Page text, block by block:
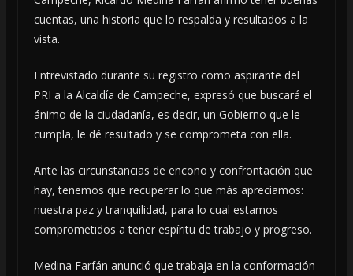
cuentas, una historia que lo respalda y resultados a la
vista.
Entrevistado durante su registro como aspirante del
PRI a la Alcaldía de Campeche, expresó que buscará el
ánimo de la ciudadanía, es decir, un Gobierno que le
cumpla, le dé resultado y se comprometa con ella.
Ante las circunstancias de encono y confrontación que
hay, tenemos que recuperar lo que más apreciamos:
nuestra paz y tranquilidad, para lo cual estamos
comprometidos a tener espíritu de trabajo y progreso.
Medina Farfán anunció que trabaja en la conformación